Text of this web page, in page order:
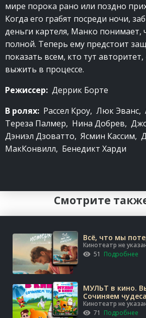
мире порока рано или поздно
Когда его грабят посреди ночи,
деньги картеля, Манко понимает,
полной. Теперь ему предстоит
показать всем, кто тут
выжить в процессе.
Режиссер: Деррик Борте
В ролях: Рассел Кроу, Люк Эванс,
Тереза Палмер, Нина Добрев,
Дэниэл Дзоватто, Ясмин Кассим,
МакКонвилл, Бенедикт Харди
Смотрите
Всё, что мы
Кинотеатр не
51 Подробнее
МУЛЬТ в кино.
Сочиняем чудеса
Кинотеатр не
71 Подробнее